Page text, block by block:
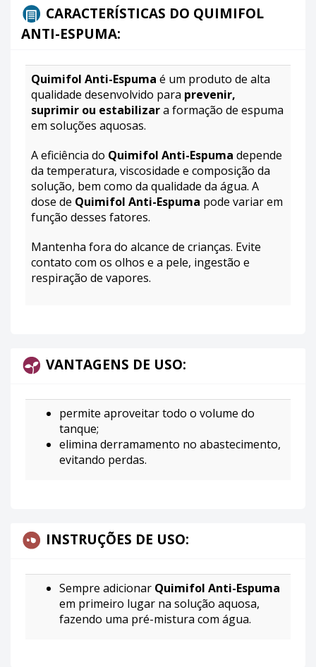
CARACTERÍSTICAS DO QUIMIFOL
ANTI-ESPUMA:
Quimifol Anti-Espuma é um produto de alta
qualidade desenvolvido para prevenir,
suprimir ou estabilizara formação de espuma
em soluções aquosas.
A eficiência do Quimifol Anti-Espuma depende
da temperatura, viscosidade e composição da
solução, bem como da qualidade da água. A
dose de Quimifol Anti-Espuma pode variar em
função desses fatores.
Mantenha fora do alcance de crianças. Evite
contato com os olhos e a pele, ingestão e
respiração de vapores.
VANTAGENS DE USO:
permite aproveitar todo o volume do
tanque;
elimina derramamento no abastecimento,
evitando perdas.
INSTRUÇÕES DE USO:
Sempre adicionar Quimifol Anti-Espuma
em primeiro lugar na solução aquosa,
fazendo uma pré-mistura com água.